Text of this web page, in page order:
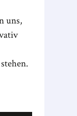
uns,